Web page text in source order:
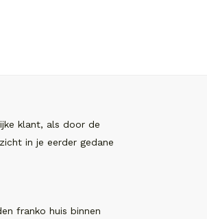
klant, als door de
in je eerder gedane
franko huis binnen